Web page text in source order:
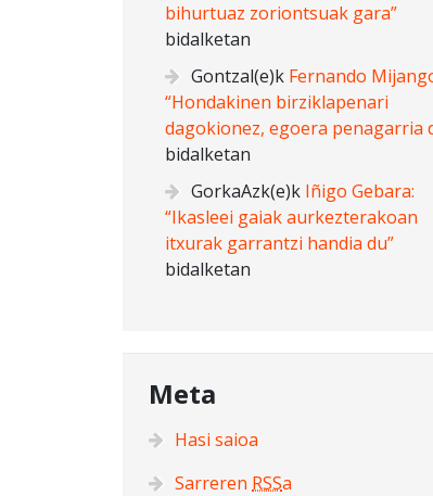
bihurtuaz zoriontsuak gara”
bidalketan
Gontzal(e)k Fernando
“Hondakinen birziklapenari
dagokionez, egoera penagarria
bidalketan
GorkaAzk(e)k Iñigo Gebara:
“Ikasleei gaiak aurkezterakoan
itxurak garrantzi handia du”
bidalketan
Meta
Hasi saioa
Sarreren RSSa